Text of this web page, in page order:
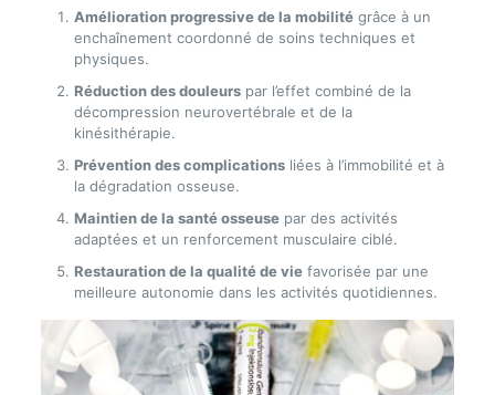
Amélioration progressive de la mobilitégrâce à un
enchaînement coordonné de soins techniques et
physiques.
Réduction des douleurspar l’effet combiné de la
décompression neurovertébrale et de la
kinésithérapie.
Prévention des complicationsliées à l’immobilité et à
la dégradation osseuse.
Maintien de la santé osseusepar des activités
adaptées et un renforcement musculaire ciblé.
Restauration de la qualité de viefavorisée par une
meilleure autonomie dans les activités quotidiennes.